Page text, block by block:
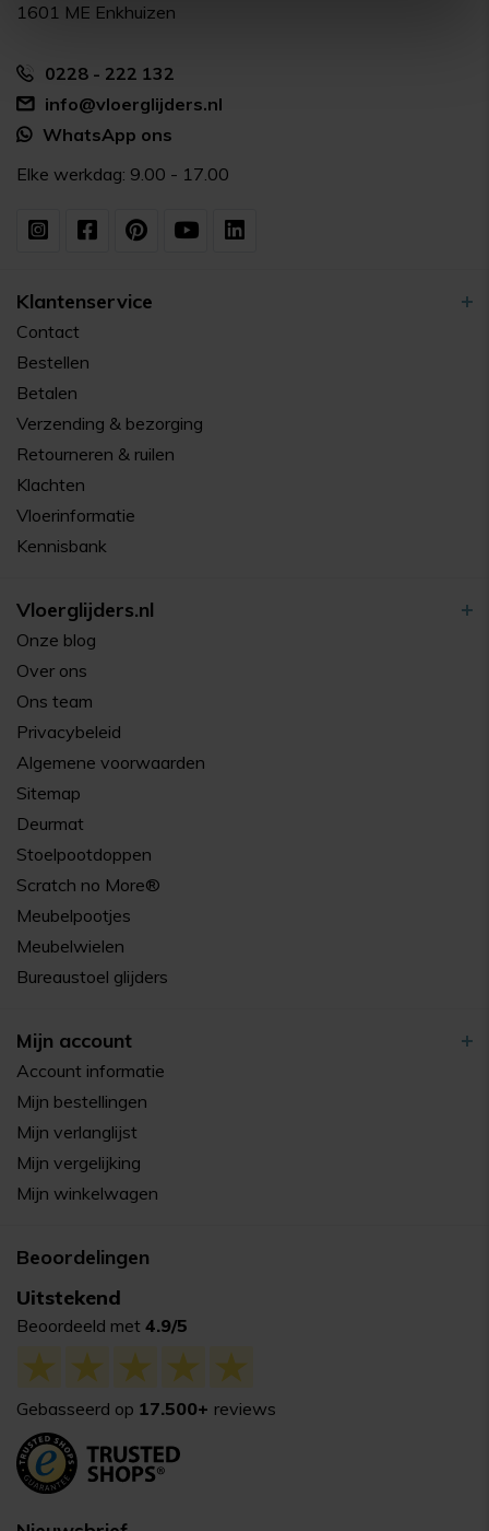
1601 ME Enkhuizen
0228 - 222 132
info@vloerglijders.nl
WhatsApp ons
Elke werkdag: 9.00 - 17.00
Klantenservice
Contact
Bestellen
Betalen
Verzending & bezorging
Retourneren & ruilen
Klachten
Vloerinformatie
Kennisbank
Vloerglijders.nl
Onze blog
Over ons
Ons team
Privacybeleid
Algemene voorwaarden
Sitemap
Deurmat
Stoelpootdoppen
Scratch no More®
Meubelpootjes
Meubelwielen
Bureaustoel glijders
Mijn account
Account informatie
Mijn bestellingen
Mijn verlanglijst
Mijn vergelijking
Mijn winkelwagen
Beoordelingen
Uitstekend
Beoordeeld met 4.9/5
Gebasseerd op 17.500+ reviews